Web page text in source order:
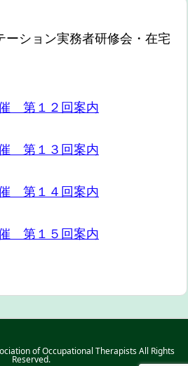
ーション実務者研修会・在宅
第１２回案内
第１３回案内
第１４回案内
第１５回案内
of Occupational TherapistsAll Rights
Reserved.